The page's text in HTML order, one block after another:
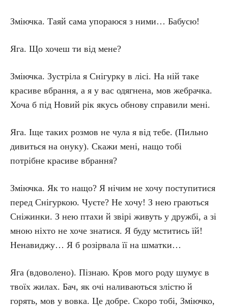
Зміючка. Таяй сама упораюся з ними… Бабусю!
Яга. Що хочеш ти від мене?
Зміючка. Зустріла я Снігурку в лісі. На ній таке
красиве вбрання, а я у вас одягнена, мов жебрачка.
Хоча б під Новий рік якусь обнову справили мені.
Яга. Іще таких розмов не чула я від тебе. (Пильно
дивиться на онуку). Скажи мені, нащо тобі
потрібне красиве вбрання?
Зміючка. Як то нащо? Я нічим не хочу поступитися
перед Снігуркою. Чуєте? Не хочу! З нею граються
Сніжинки. З нею птахи й звірі живуть у дружбі, а зі
мною ніхто не хоче знатися. Я буду мститись їй!
Ненавиджу… Я б розірвала її на шматки…
Яга (вдоволено). Пізнаю. Кров мого роду шумує в
твоїх жилах. Бач, як очі наливаються злістю й
горять, мов у вовка. Це добре. Скоро тобі, Зміючко,